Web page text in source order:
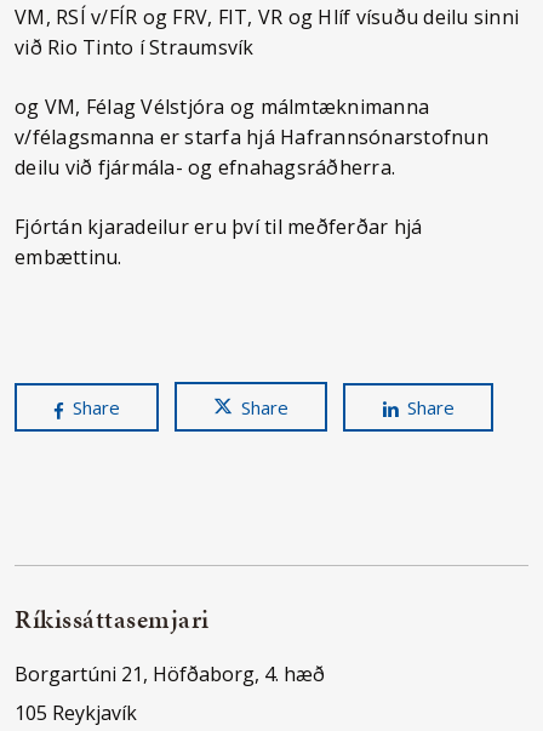
VM, RSÍ v/FÍR og FRV, FIT, VR og Hlíf vísuðu deilu sinni
við Rio Tinto í Straumsvík
og VM, Félag Vélstjóra og málmtæknimanna
v/félagsmanna er starfa hjá Hafrannsónarstofnun
deilu við fjármála- og efnahagsráðherra.
Fjórtán kjaradeilur eru því til meðferðar hjá
embættinu.
Share Share Share
Ríkissáttasemjari
Borgartúni 21, Höfðaborg, 4. hæð
105 Reykjavík